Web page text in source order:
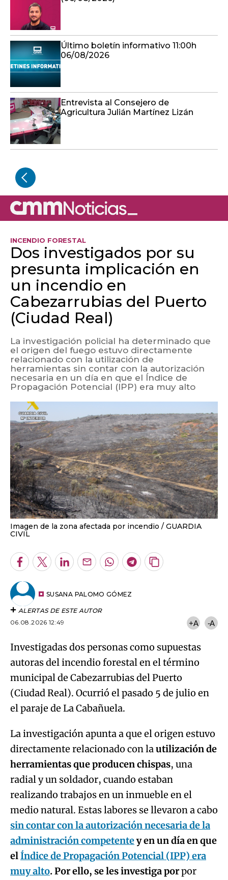
Último boletín informativo 11:00h
06/08/2026
Entrevista al Consejero de
Agricultura Julián Martínez Lizán
INCENDIO FORESTAL
Dos investigados por su
presunta implicación en
un incendio en
Cabezarrubias del Puerto
(Ciudad Real)
La investigación policial ha determinado que
el origen del fuego estuvo directamente
relacionado con la utilización de
herramientas sin contar con la autorización
necesaria en un día en que el Índice de
Propagación Potencial (IPP) era muy alto
Imagen de la zona afectada por incendio
GUARDIA
CIVIL
Facebook
TwitterLinkedInEnviarWhatsapp
Telegram
Copiar
SUSANA PALOMO GÓMEZ
ALERTAS DE ESTE AUTOR
06.08.2026 12:49
+A -A
Investigadas dos personas como supuestas
autoras del incendio forestal en el término
municipal de Cabezarrubias del Puerto
(Ciudad Real). Ocurrió el pasado 5 de julio en
el paraje de La Cabañuela.
La investigación apunta a que el origen estuvo
directamente relacionado con lautilización de
herramientas que producen chispas, una
radial y un soldador, cuando estaban
realizando trabajos en un inmueble en el
medio natural. Estas labores se llevaron a cabo
sin contar con la autorización necesaria de la
administración competentey en un día en que
elÍndice de Propagación Potencial (IPP) era
muy alto. Por ello, se les investiga porpor